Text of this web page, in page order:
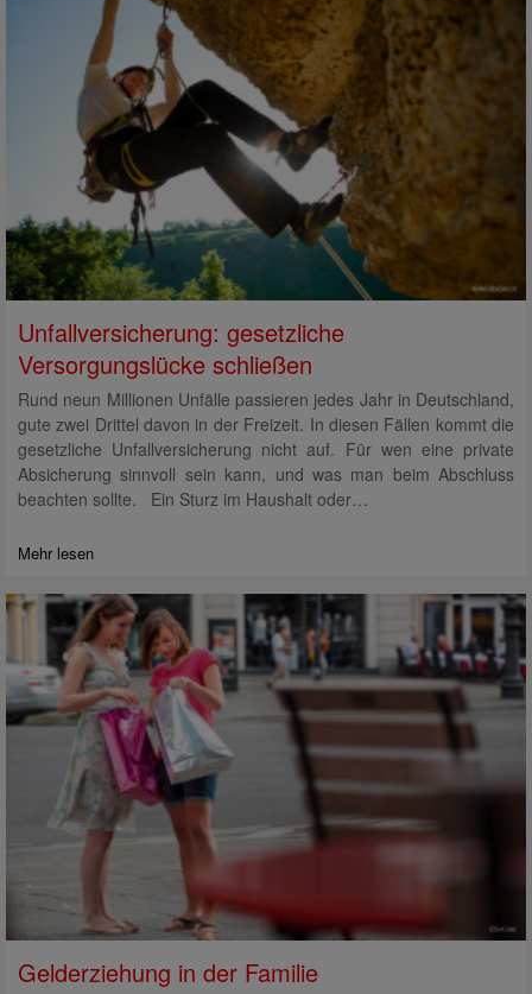
Unfallversicherung: gesetzliche
Versorgungslücke schließen
Rund neun Millionen Unfälle passieren jedes Jahr in Deutschland,
gute zwei Drittel davon in der Freizeit. In diesen Fällen kommt die
gesetzliche Unfallversicherung nicht auf. Für wen eine private
Absicherung sinnvoll sein kann, und was man beim Abschluss
beachten sollte. Ein Sturz im Haushalt oder…
Mehr lesen
Gelderziehung in der Familie